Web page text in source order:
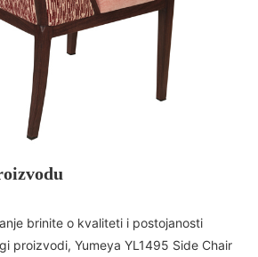
brinite o kvaliteti i postojanosti
proizvodi, Yumeya YL1495 Side Chair